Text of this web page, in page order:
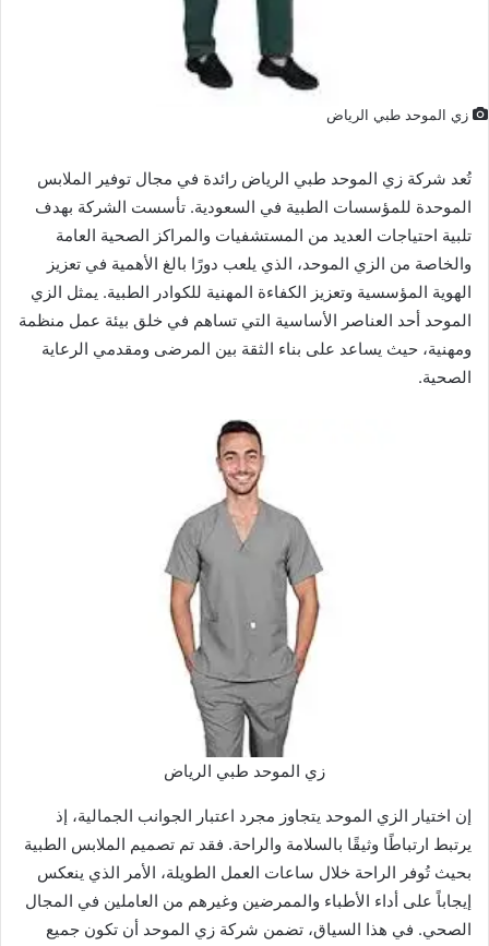
زي الموحد طبي الرياض
تُعد شركة زي الموحد طبي الرياض رائدة في مجال توفير الملابس
الموحدة للمؤسسات الطبية في السعودية. تأسست الشركة بهدف
تلبية احتياجات العديد من المستشفيات والمراكز الصحية العامة
والخاصة من الزي الموحد، الذي يلعب دورًا بالغ الأهمية في تعزيز
الهوية المؤسسية وتعزيز الكفاءة المهنية للكوادر الطبية. يمثل الزي
الموحد أحد العناصر الأساسية التي تساهم في خلق بيئة عمل منظمة
ومهنية، حيث يساعد على بناء الثقة بين المرضى ومقدمي الرعاية
الصحية.
زي الموحد طبي الرياض
إن اختيار الزي الموحد يتجاوز مجرد اعتبار الجوانب الجمالية، إذ
يرتبط ارتباطًا وثيقًا بالسلامة والراحة. فقد تم تصميم الملابس الطبية
بحيث تُوفر الراحة خلال ساعات العمل الطويلة، الأمر الذي ينعكس
إيجاباً على أداء الأطباء والممرضين وغيرهم من العاملين في المجال
الصحي. في هذا السياق، تضمن شركة زي الموحد أن تكون جميع